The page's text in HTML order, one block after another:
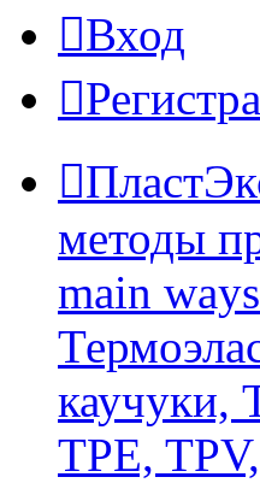
Вход
методы
main
каучуки,
TPE,